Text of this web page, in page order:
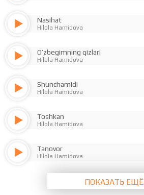
Nasihat
Hilola Hamidova
O’zbegimning qizlari
Hilola Hamidova
Shunchamidi
Hilola Hamidova
Toshkan
Hilola Hamidova
Tanovor
Hilola Hamidova
ПОКАЗАТЬ ЕЩЁ